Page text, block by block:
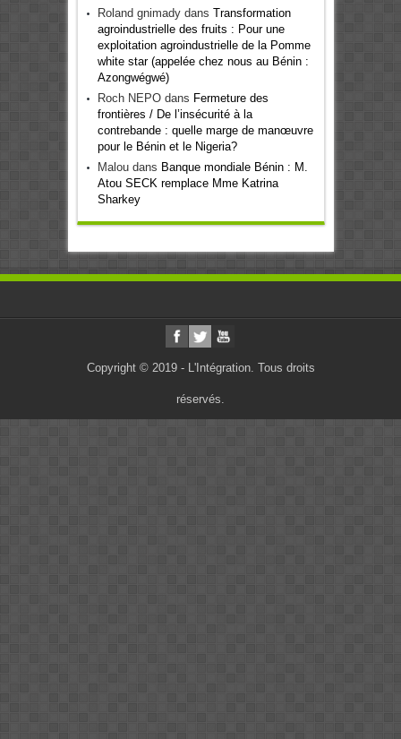
Roland gnimadydans Transformation
agroindustrielle des fruits : Pour une
exploitation agroindustrielle de la Pomme
white star (appelée chez nous au Bénin :
Azongwégwé)
Roch NEPOdans Fermeture des
frontières / De l’insécurité à la
contrebande : quelle marge de manœuvre
pour le Bénin et le Nigeria?
Maloudans Banque mondiale Bénin : M.
Atou SECK remplace Mme Katrina
Sharkey
Copyright © 2019 - L'Intégration. Tous droits
réservés.